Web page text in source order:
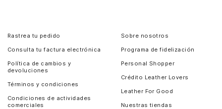
Rastrea tu pedido
Consulta tu factura electrónica
Política de cambios y
devoluciones
Términos y condiciones
Condiciones de actividades
comerciales
Sobre nosotros
Programa de fidelización
Personal Shopper
Crédito Leather Lovers
Leather For Good
Nuestras tiendas